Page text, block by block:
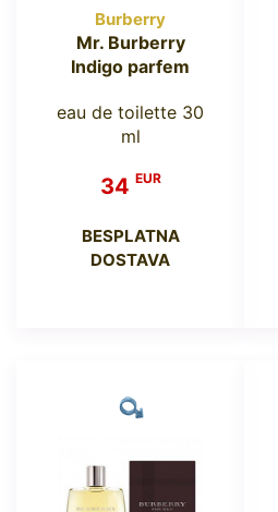
Burberry
Mr. Burberry
Indigo parfem
eau de toilette 30
ml
34 EUR
BESPLATNA
DOSTAVA